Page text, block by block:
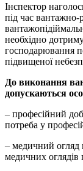
Інспектор
під час вантажно-
необхідно
господарювання
підвищеної
До виконання
допускаються
– професійний
потреба у
– медичний огляд
медичних оглядів